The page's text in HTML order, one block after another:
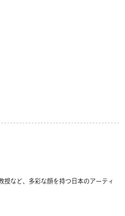
など、多彩な顔を持つ日本のアーティ